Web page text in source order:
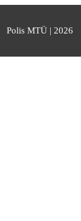
Polis MTÜ | 2026